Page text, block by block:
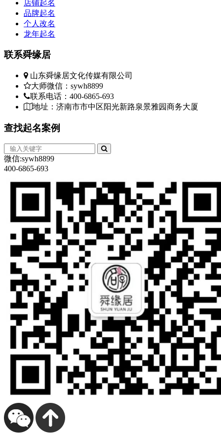
店铺起名
品牌起名
个人改名
龙年起名
联系舜缘居
山东舜缘居文化传媒有限公司
大师微信：sywh8899
联系电话：400-6865-693
地址：济南市市中区阳光新路泉景雅园商务大厦
查找起名案例
微信:sywh8899
400-6865-693